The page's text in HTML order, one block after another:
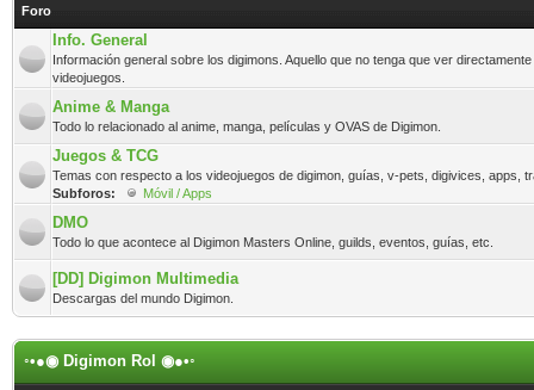
Foro
Info. General
Información general sobre los digimons. Aquello que no tenga que ver
videojuegos.
Anime & Manga
Todo lo relacionado al anime, manga, películas y OVAS de Digimon.
Juegos & TCG
Temas con respecto a los videojuegos de digimon, guías, v-pets, digivices, apps,
Subforos:
Móvil / Apps
DMO
Todo lo que acontece al Digimon Masters Online, guilds, eventos, guías, etc.
[DD] Digimon Multimedia
Descargas del mundo Digimon.
◦•●◉ Digimon Rol ◉●•◦